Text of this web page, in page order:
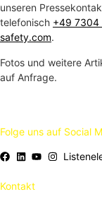
unseren
telefonisch +49 7304
safety.com.
Fotos und weitere
auf Anfrage.
Folge uns auf Social
Kontakt